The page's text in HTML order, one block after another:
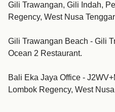
Gili Trawangan, Gili Indah,
Regency, West Nusa
Gili Trawangan Beach - Gili
Ocean 2 Restaurant.
Bali Eka Jaya Office -
Lombok Regency, West